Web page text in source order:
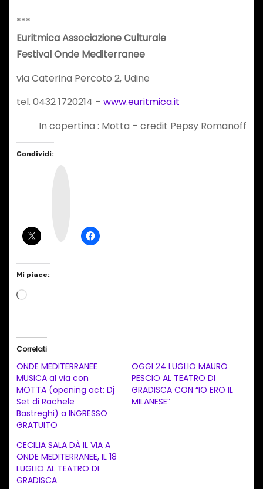
***
Euritmica Associazione Culturale
Festival Onde Mediterranee
via Caterina Percoto 2, Udine
tel. 0432 1720214 – www.euritmica.it
In copertina : Motta – credit Pepsy Romanoff
Condividi:
Mi piace:
C
a
m
e
n
t
o
i
Correlati
ONDE MEDITERRANEE
MUSICA al via con
MOTTA (opening act: Dj
Set di Rachele
Bastreghi) a INGRESSO
GRATUITO
OGGI 24 LUGLIO MAURO
PESCIO AL TEATRO DI
GRADISCA CON “IO ERO IL
MILANESE”
CECILIA SALA DÀ IL VIA A
ONDE MEDITERRANEE, IL 18
LUGLIO AL TEATRO DI
GRADISCA